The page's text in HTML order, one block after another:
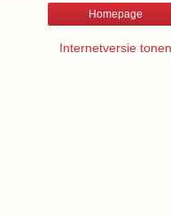
Homepage
Internetversie tonen